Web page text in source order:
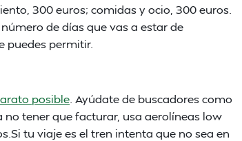
300 euros; comidas y ocio, 300 euros.
de días que vas a estar de
puedes permitir.
posible . Ayúdate de buscadores como
tener que facturar, usa aerolíneas low
tu viaje es el tren intenta que no sea en